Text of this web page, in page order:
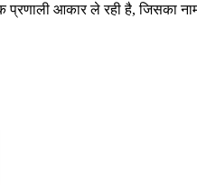
प्रणाली आकार ले रही है, जिसका